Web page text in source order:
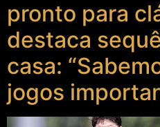
pronto para
destaca
casa:
jogos